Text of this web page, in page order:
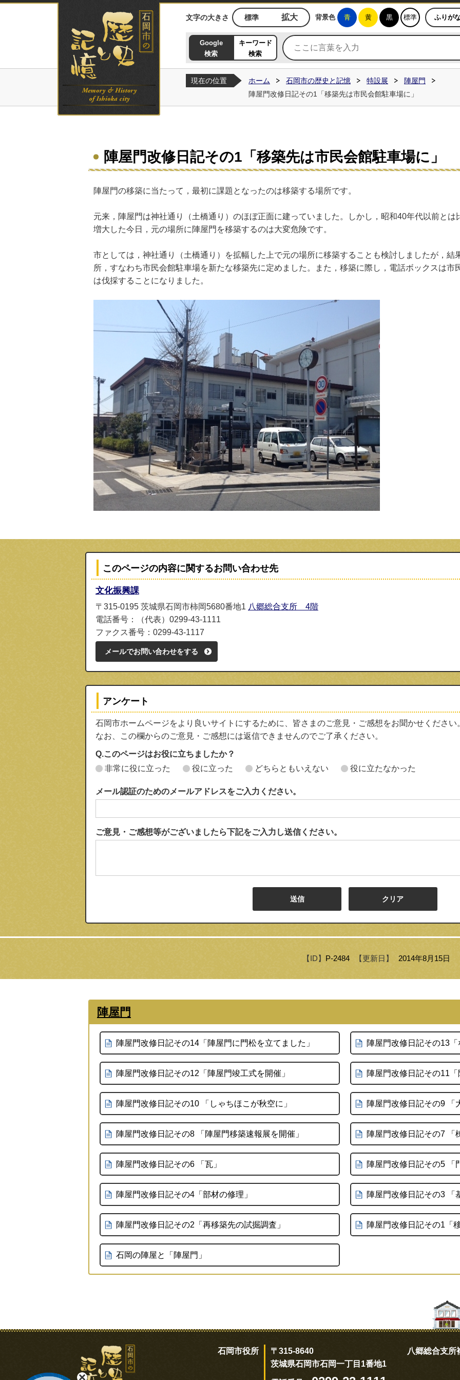
石岡市の歴史と記憶ホームページ
文字の大きさ 標準 拡大 背景色 青 黄 黒 標準 ふりが
Google
検索
キーワード
検索
現在の位置 ホーム 石岡市の歴史と記憶 特設展
陣屋門
陣屋門改修日記その1「移築先は市民会館駐車場に」
陣屋門改修日記その1「移築先は市民会館駐車場に」
陣屋門の移築に当たって，最初に課題となったのは移築する場所です。
元来，陣屋門は神社通り（土橋通り）のほぼ正面に建っていました。しかし，昭和40年代以前と
増大した今日，元の場所に陣屋門を移築するのは大変危険です。
市としては，神社通り（土橋通り）を拡幅した上で元の場所に移築することも検討しましたが，結
所，すなわち市民会館駐車場を新たな移築先に定めました。また，移築に際し，電話ボックスは市
は伐採することになりました。
このページの内容に関するお問い合わせ先
文化振興課
〒315-0195 茨城県石岡市柿岡5680番地1 八郷総合支所 4階
電話番号：（代表）0299-43-1111
ファクス番号：0299-43-1117
メールでお問い合わせをする
アンケート
石岡市ホームページをより良いサイトにするために、皆さまのご意見・ご感想をお聞かせください
なお、この欄からのご意見・ご感想には返信できませんのでご了承ください。
Q.このページはお役に立ちましたか？
非常に役に立った
役に立った どちらともいえない 役に立たなかった
メール認証のためのメールアドレスをご入力ください。
ご意見・ご感想等がございましたら下記をご入力し送信ください。
【ID】 P-2484 【更新日】 2014年8月15日
陣屋門
陣屋門改修日記その14「陣屋門に門松を立てました」 陣屋門改修日記その13
陣屋門改修日記その12「陣屋門竣工式を開催」 陣屋門改修日記その11
陣屋門改修日記その10 「しゃちほこが秋空に」 陣屋門改修日記その9 「
陣屋門改修日記その8 「陣屋門移築速報展を開催」 陣屋門改修日記その7 「
陣屋門改修日記その6 「瓦」 陣屋門改修日記その5 「
陣屋門改修日記その4「部材の修理」 陣屋門改修日記その3 「
陣屋門改修日記その2「再移築先の試掘調査」 陣屋門改修日記その1「
石岡の陣屋と「陣屋門」
石岡市役所
〒315-8640
茨城県石岡市石岡一丁目1番地1
八郷総合支所